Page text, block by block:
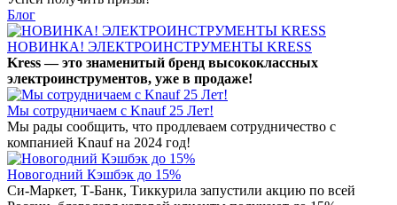
Блог
НОВИНКА! ЭЛЕКТРОИНСТРУМЕНТЫ KRESS
Kress — это знаменитый бренд высококлассных
электроинструментов, уже в продаже!
Мы сотрудничаем с Knauf 25 Лет!
Мы рады сообщить, что продлеваем сотрудничество с
компанией Knauf на 2024 год!
Новогодний Кэшбэк до 15%
Си-Маркет, Т-Банк, Тиккурила запустили акцию по всей